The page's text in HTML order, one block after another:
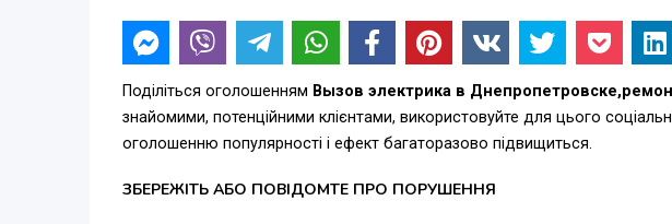
Поділіться оголошенням Вызов электрика в
знайомими, потенційними клієнтами, використовуйте для цього
оголошенню популярності і ефект багаторазово підвищиться.
ЗБЕРЕЖІТЬ АБО ПОВІДОМТЕ ПРО ПОРУШЕННЯ